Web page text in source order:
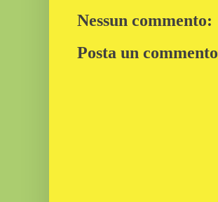
Nessun commento:
Posta un commento